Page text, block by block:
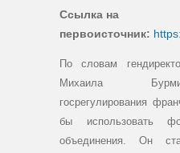
Ссылка на
первоисточник:
По словам
Михаила
госрегулирования
бы использовать
объединения. Он